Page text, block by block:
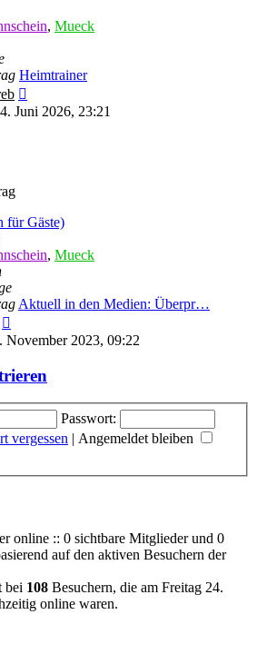
, Mueck
Heimtrainer
Beitrag
Juni 2026, 23:21
für Gäste)
, Mueck
Aktuell in den Medien: Überpr…
Beitrag
November 2023, 09:22
Passwort:
vergessen | Angemeldet bleiben
online :: 0 sichtbare Mitglieder und 0
auf den aktiven Besuchern der
bei 108 Besuchern, die am Freitag 24.
online waren.